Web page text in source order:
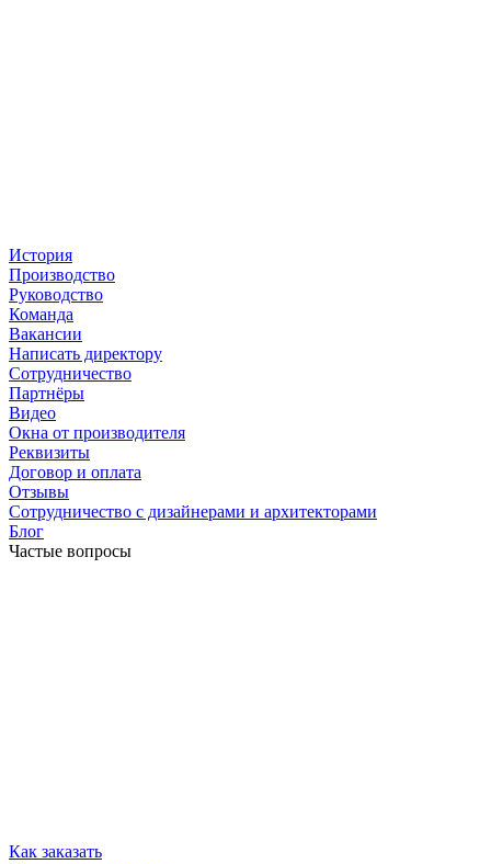
История
Производство
Руководство
Команда
Вакансии
Написать директору
Сотрудничество
Партнёры
Видео
Окна от производителя
Реквизиты
Договор и оплата
Отзывы
Сотрудничество с дизайнерами и архитекторами
Блог
Частые вопросы
Как заказать